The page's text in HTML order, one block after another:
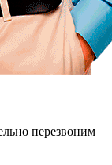
перезвоним